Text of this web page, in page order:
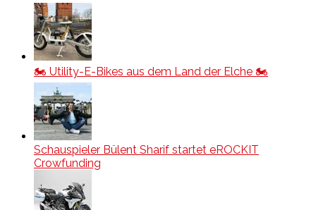
🏍️ Utility-E-Bikes aus dem Land der Elche 🏍️
Schauspieler Bülent Sharif startet eROCKIT
Crowfunding